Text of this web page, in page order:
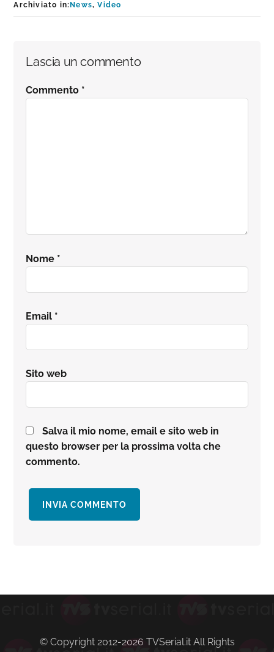
Archiviato in: News,Video
Interazioni
del
Lascia un commento
Commento *
Nome *
Email *
Sito web
Salva il mio nome, email e sito web in
questo browser per la prossima volta che
commento.
primaria
© Copyright 2012-2026 TVSerial.it All Rights